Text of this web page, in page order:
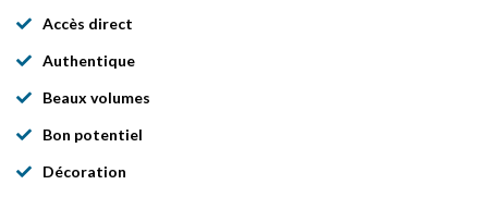
Accès direct
Authentique
Beaux volumes
Bon potentiel
Décoration